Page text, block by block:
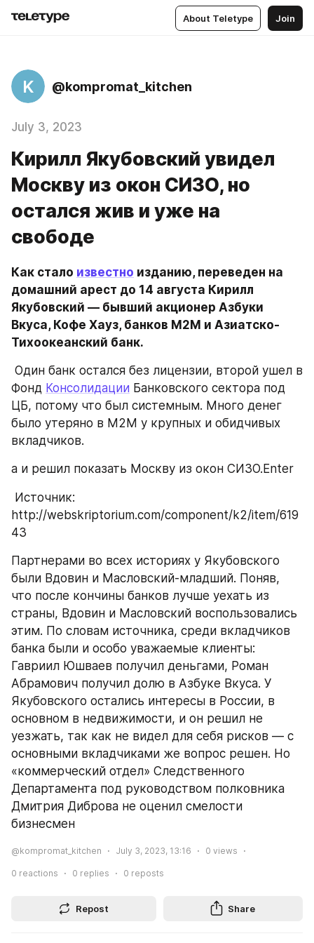
About Teletype Join
K @kompromat_kitchen
July 3, 2023
Кирилл Якубовский увидел
Москву из окон СИЗО, но
остался жив и уже на
свободе
Как стало известно изданию, переведен на
домашний арест до 14 августа Кирилл
Якубовский — бывший акционер Азбуки
Вкуса, Кофе Хауз, банков М2М и Азиатско-
Тихоокеанский банк.
Фонд Консолидации Банковского сектора под
ЦБ, потому что был системным. Много денег
было утеряно в М2М у крупных и обидчивых
вкладчиков.
а и решил показать Москву из окон СИЗО.Enter
http://webskriptorium.com/component/k2/item/619
43
Партнерами во всех историях у Якубовского
были Вдовин и Масловский-младший. Поняв,
что после кончины банков лучше уехать из
страны, Вдовин и Масловский воспользовались
этим. По словам источника, среди вкладчиков
банка были и особо уважаемые клиенты:
Гавриил Юшваев получил деньгами, Роман
Абрамович получил долю в Азбуке Вкуса. У
Якубовского остались интересы в России, в
основном в недвижимости, и он решил не
уезжать, так как не видел для себя рисков — с
основными вкладчиками же вопрос решен. Но
«коммерческий отдел» Следственного
Департамента под руководством полковника
Дмитрия Диброва не оценил смелости
бизнесмен
@kompromat_kitchen July 3, 2023, 13:16 0 views
0 reactions 0 replies 0 reposts
Repost Share